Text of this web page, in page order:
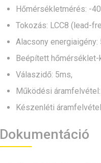
Hőmérsékletmérés: -
Tokozás: LCC8 (lead-
Alacsony energiaigény:
Beépített hőmérséklet-
Válaszidő: 5ms,
Működési
Készenléti
Dokumentáció